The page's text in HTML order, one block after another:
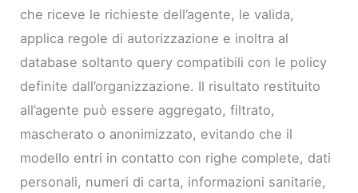
che riceve le richieste dell’agente, le valida,
applica regole di autorizzazione e inoltra al
database soltanto query compatibili con le policy
definite dall’organizzazione. Il risultato restituito
all’agente può essere aggregato, filtrato,
mascherato o anonimizzato, evitando che il
modello entri in contatto con righe complete, dati
personali, numeri di carta, informazioni sanitarie,